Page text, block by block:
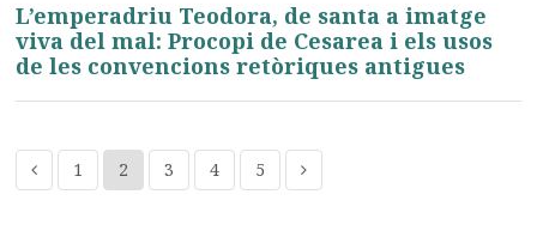
L’emperadriu Teodora, de santa a imatge
viva del mal: Procopi de Cesarea i els usos
de les convencions retòriques antigues
1 2 3 4 5